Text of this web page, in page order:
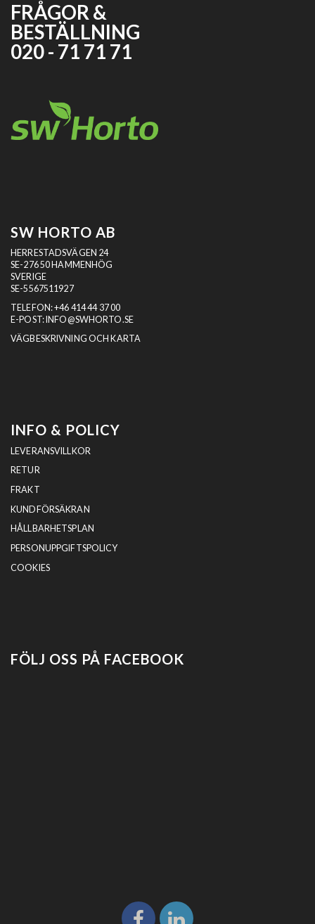
FRÅGOR &
BESTÄLLNING
020 - 71 71 71
SW HORTO AB
HERRESTADSVÄGEN 24
SE-276 50 HAMMENHÖG
SVERIGE
SE-5567511927
TELEFON:+46 414 44 37 00
E-POST: INFO@SWHORTO.SE
VÄGBESKRIVNING OCH KARTA
INFO & POLICY
LEVERANSVILLKOR
RETUR
FRAKT
KUNDFÖRSÄKRAN
HÅLLBARHETSPLAN
PERSONUPPGIFTSPOLICY
COOKIES
FÖLJ OSS PÅ FACEBOOK